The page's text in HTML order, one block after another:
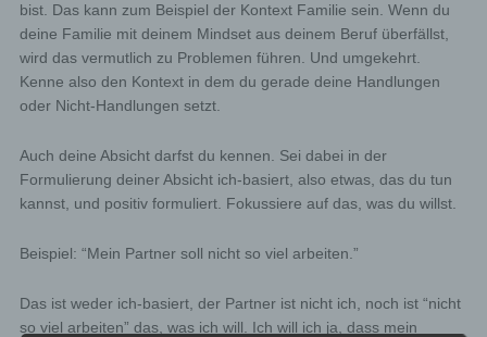
bist. Das kann zum Beispiel der Kontext Familie sein. Wenn du
deine Familie mit deinem Mindset aus deinem Beruf überfällst,
wird das vermutlich zu Problemen führen. Und umgekehrt.
Kenne also den Kontext in dem du gerade deine Handlungen
oder Nicht-Handlungen setzt.
Auch deine Absicht darfst du kennen. Sei dabei in der
Formulierung deiner Absicht ich-basiert, also etwas, das du tun
kannst, und positiv formuliert. Fokussiere auf das, was du willst.
Beispiel: “Mein Partner soll nicht so viel arbeiten.”
Das ist weder ich-basiert, der Partner ist nicht ich, noch ist “nicht
so viel arbeiten” das, was ich will. Ich will ich ja, dass mein